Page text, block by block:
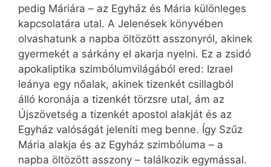
pedig Máriára – az Egyház és Mária különleges
kapcsolatára utal. A Jelenések könyvében
olvashatunk a napba öltözött asszonyról, akinek
gyermekét a sárkány el akarja nyelni. Ez a zsidó
apokaliptika szimbólumvilágából ered: Izrael
leánya egy nőalak, akinek tizenkét csillagból
álló koronája a tizenkét törzsre utal, ám az
Újszövetség a tizenkét apostol alakját és az
Egyház valóságát jeleníti meg benne. Így Szűz
Mária alakja és az Egyház szimbóluma – a
napba öltözött asszony – találkozik egymással.